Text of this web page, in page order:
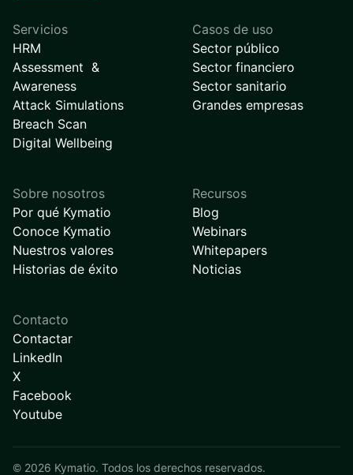
Servicios
HRM
Assessment &
Awareness
Attack Simulations
Breach Scan
Digital Wellbeing
Casos de uso
Sector público
Sector financiero
Sector sanitario
Grandes empresas
Sobre nosotros
Por qué Kymatio
Conoce Kymatio
Nuestros valores
Historias de éxito
Recursos
Blog
Webinars
Whitepapers
Noticias
Contacto
Contactar
LinkedIn
X
Facebook
Youtube
© 2026 Kymatio. Todos los derechos reservados.